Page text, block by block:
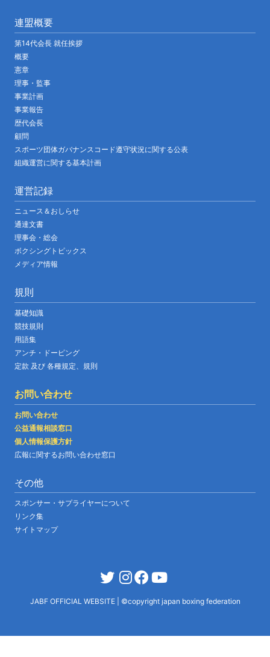
連盟概要
第14代会長 就任挨拶
概要
憲章
理事・監事
事業計画
事業報告
歴代会長
顧問
スポーツ団体ガバナンスコード遵守状況に関する公表
組織運営に関する基本計画
運営記録
ニュース＆おしらせ
通達文書
理事会・総会
ボクシングトピックス
メディア情報
規則
基礎知識
競技規則
用語集
アンチ・ドーピング
定款 及び 各種規定、規則
お問い合わせ
お問い合わせ
公益通報相談窓口
個人情報保護方針
広報に関するお問い合わせ窓口
その他
スポンサー・サプライヤーについて
リンク集
サイトマップ
JABF OFFICIAL WEBSITE ©copyright japan boxing federation